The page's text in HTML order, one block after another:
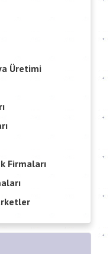
Üretimi
Firmaları